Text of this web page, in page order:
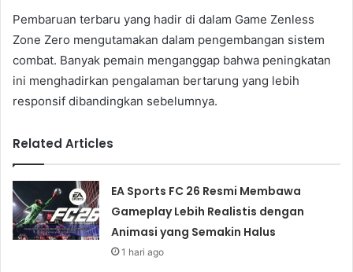
Pembaruan terbaru yang hadir di dalam Game Zenless
Zone Zero mengutamakan dalam pengembangan sistem
combat. Banyak pemain menganggap bahwa peningkatan
ini menghadirkan pengalaman bertarung yang lebih
responsif dibandingkan sebelumnya.
Related Articles
EA Sports FC 26 Resmi Membawa
Gameplay Lebih Realistis dengan
Animasi yang Semakin Halus
1 hari ago